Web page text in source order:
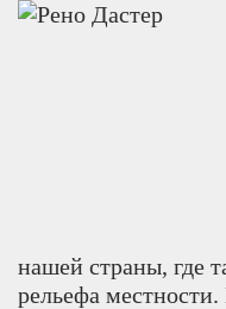
нашей страны, где
рельефа